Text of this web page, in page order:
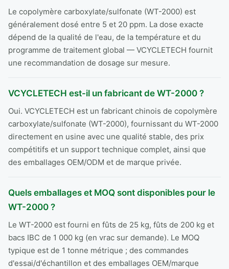
Le copolymère carboxylate/sulfonate (WT-2000) est
généralement dosé entre 5 et 20 ppm. La dose exacte
dépend de la qualité de l'eau, de la température et du
programme de traitement global — VCYCLETECH fournit
une recommandation de dosage sur mesure.
VCYCLETECH est-il un fabricant de WT-2000 ?
Oui. VCYCLETECH est un fabricant chinois de copolymère
carboxylate/sulfonate (WT-2000), fournissant du WT-2000
directement en usine avec une qualité stable, des prix
compétitifs et un support technique complet, ainsi que
des emballages OEM/ODM et de marque privée.
Quels emballages et MOQ sont disponibles pour le
WT-2000 ?
Le WT-2000 est fourni en fûts de 25 kg, fûts de 200 kg et
bacs IBC de 1 000 kg (en vrac sur demande). Le MOQ
typique est de 1 tonne métrique ; des commandes
d'essai/d'échantillon et des emballages OEM/marque